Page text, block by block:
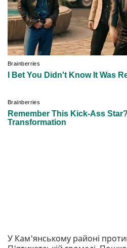
У Кам'янському районі